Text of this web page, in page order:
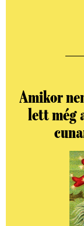
Amikor
lett még